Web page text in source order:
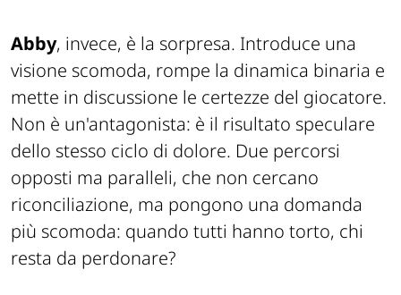
Abby, invece, è la sorpresa. Introduce una
visione scomoda, rompe la dinamica binaria e
mette in discussione le certezze del giocatore.
Non è un'antagonista: è il risultato speculare
dello stesso ciclo di dolore. Due percorsi
opposti ma paralleli, che non cercano
riconciliazione, ma pongono una domanda
più scomoda: quando tutti hanno torto, chi
resta da perdonare?